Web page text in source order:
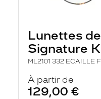
Lunettes
Signature
ML2101 332 ECAILLE
À partir de
129,00 €